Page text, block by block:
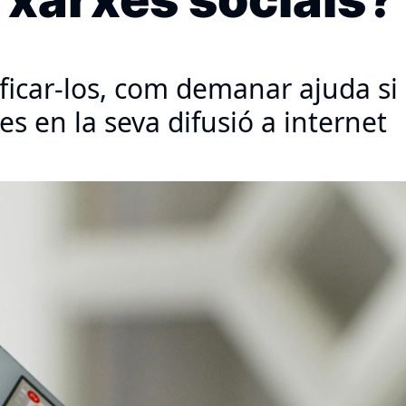
los, com demanar ajuda
en la seva difusió a internet